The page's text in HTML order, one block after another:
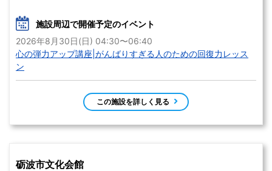
施設周辺で開催予定のイベント
2026年8月30日(日) 04:30〜06:40
心の弾力アップ講座|がんばりすぎる人のための回復力レッス
ン
この施設を詳しく見る
砺波市文化会館